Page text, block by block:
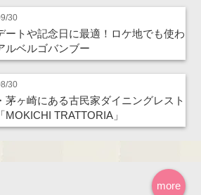
30
ートや記念日に最適！ロケ地でも使わ
ルベルゴバンブー
30
茅ヶ崎にある古民家ダイニングレスト
MOKICHI TRATTORIA」
more